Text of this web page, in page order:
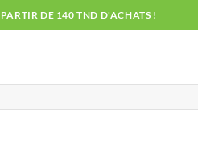
DE 140 TND D'ACHATS !